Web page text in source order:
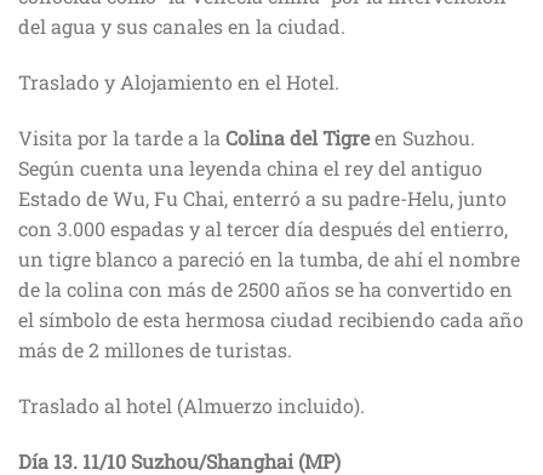
del agua y sus canales en la ciudad.
Traslado y Alojamiento en el Hotel.
Visita por la tarde a la Colina del Tigreen Suzhou.
Según cuenta una leyenda china el rey del antiguo
Estado de Wu, Fu Chai, enterró a su padre-Helu, junto
con 3.000 espadas y al tercer día después del entierro,
un tigre blanco a pareció en la tumba, de ahí el nombre
de la colina con más de 2500 años se ha convertido en
el símbolo de esta hermosa ciudad recibiendo cada año
más de 2 millones de turistas.
Traslado al hotel (Almuerzo incluido).
Día 13. 11/10 Suzhou/Shanghai (MP)